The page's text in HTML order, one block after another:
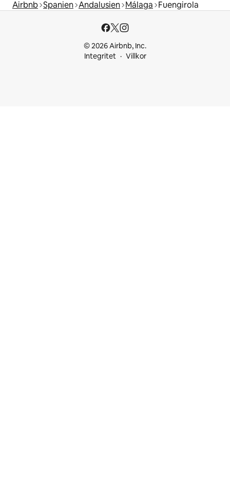
Airbnb Spanien Andalusien Málaga Fuengirola
© 2026 Airbnb, Inc.
Integritet
Villkor